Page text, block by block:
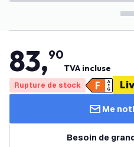
83,90
TVA incluse
Rupture de stock
Me
Besoin de